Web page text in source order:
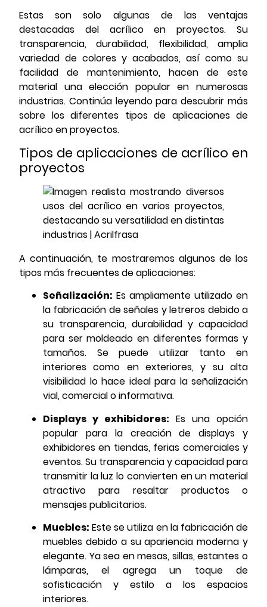
Estas son solo algunas de las ventajas
destacadas del acrílico en proyectos. Su
transparencia, durabilidad, flexibilidad, amplia
variedad de colores y acabados, así como su
facilidad de mantenimiento, hacen de este
material una elección popular en numerosas
industrias. Continúa leyendo para descubrir más
sobre los diferentes tipos de aplicaciones de
acrílico en proyectos.
Tipos de aplicaciones de acrílico en
proyectos
A continuación, te mostraremos algunos de los
tipos más frecuentes de aplicaciones:
Señalización: Es ampliamente utilizado en
la fabricación de señales y letreros debido a
su transparencia, durabilidad y capacidad
para ser moldeado en diferentes formas y
tamaños. Se puede utilizar tanto en
interiores como en exteriores, y su alta
visibilidad lo hace ideal para la señalización
vial, comercial o informativa.
Displays y exhibidores: Es una opción
popular para la creación de displays y
exhibidores en tiendas, ferias comerciales y
eventos. Su transparencia y capacidad para
transmitir la luz lo convierten en un material
atractivo para resaltar productos o
mensajes publicitarios.
Muebles: Este se utiliza en la fabricación de
muebles debido a su apariencia moderna y
elegante. Ya sea en mesas, sillas, estantes o
lámparas, el agrega un toque de
sofisticación y estilo a los espacios
interiores.